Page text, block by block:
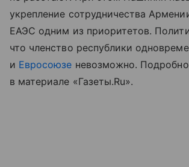
укрепление сотрудничества
ЕАЭС одним из приоритетов.
что членство республики
и Евросоюзе невозможно.
в материале «Газеты.Ru».